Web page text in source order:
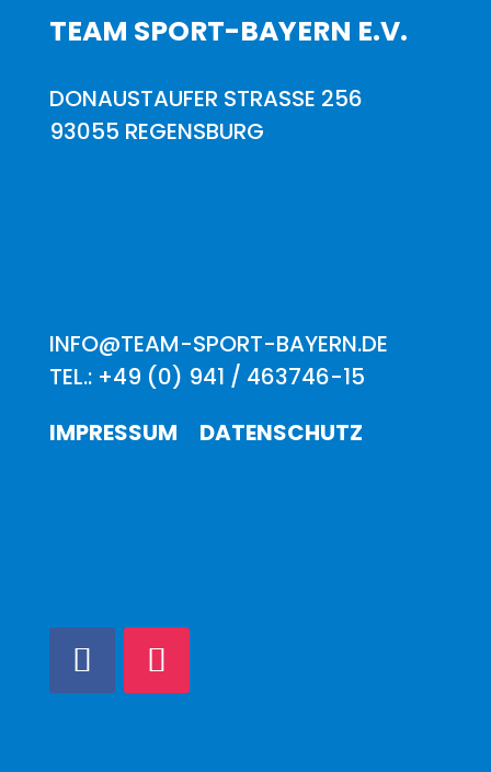
TEAM SPORT-BAYERN E.V.
DONAUSTAUFER STRASSE 256
93055 REGENSBURG
INFO@TEAM-SPORT-BAYERN.DE
TEL.: +49 (0) 941 / 463746-15
IMPRESSUM
DATENSCHUTZ